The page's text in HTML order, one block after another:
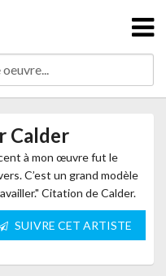
Calder
à mon œuvre fut le
C’est un grand modèle
Citation de Calder.
SUIVRE CET ARTISTE